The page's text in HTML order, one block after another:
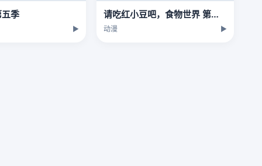
季
▶
请吃红小豆吧，食物世界 第一季
动漫 ▶